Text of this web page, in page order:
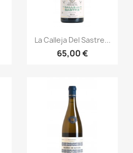
Aperçu rapide
La Calleja Del Sastre...
65,00 €